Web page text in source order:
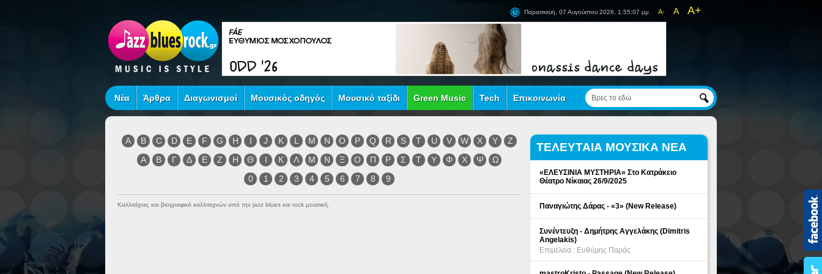
A- A A+
Παρασκευή, 07 Αυγούστου 2026, 1:55:07 μμ
Νέα Άρθρα Διαγωνισμοί Μουσικός οδηγός Μουσικό ταξίδι Green Music Tech Επικοινωνία
A B C D E F G H I J K L M N O P Q R S T U V W X Y
Z
Α
Β Γ Δ Ε Ζ Η Θ Ι Κ Λ Μ Ν Ξ Ο Π Ρ Σ Τ Υ Φ Χ Ψ
Ω
0
1 2 3 4 5 6 7 8 9
Καλλιτέχνες και βιογραφικά καλλιτεχνών από την jazz blues και rock μουσική.
ΤΕΛΕΥΤΑΙΑ ΜΟΥΣΙΚΑ ΝΕΑ
«ΕΛΕΥΣΙΝΙΑ ΜΥΣΤΗΡΙΑ» Στο Κατράκειο
Θέατρο Νίκαιας 26/9/2025
Παναγιώτης Δάρας - «3» (New Release)
Συνέντευξη - Δημήτρης Αγγελάκης (Dimitris
Angelakis)
Επιμέλεια : Ευθύμης Παράς